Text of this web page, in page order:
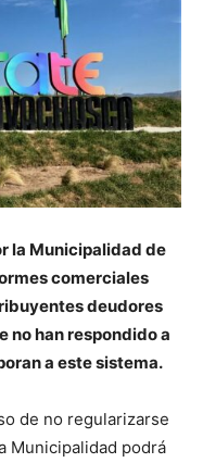
la Municipalidad de
comerciales
deudores
no han respondido a
a este sistema.
de no regularizarse
Municipalidad podrá